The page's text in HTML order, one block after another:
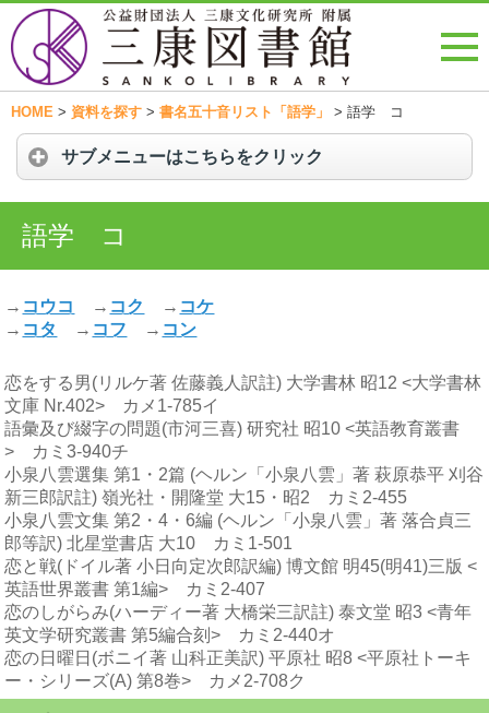
HOME > 資料を探す > 書名五十音リスト「語学」 > 語学 コ
サブメニューはこちらをクリック
語学 コ
→ コウコ → コク → コケ
→ コタ → コフ → コン
恋をする男(リルケ著 佐藤義人訳註) 大学書林 昭12 <大学書林
文庫 Nr.402> カメ1-785イ
語彙及び綴字の問題(市河三喜) 研究社 昭10 <英語教育叢書
> カミ3-940チ
小泉八雲選集 第1・2篇 (ヘルン「小泉八雲」著 萩原恭平 刈谷
新三郎訳註) 嶺光社・開隆堂 大15・昭2 カミ2-455
小泉八雲文集 第2・4・6編 (ヘルン「小泉八雲」著 落合貞三
郎等訳) 北星堂書店 大10 カミ1-501
恋と戦(ドイル著 小日向定次郎訳編) 博文館 明45(明41)三版 <
英語世界叢書 第1編> カミ2-407
恋のしがらみ(ハーディー著 大橋栄三訳註) 泰文堂 昭3 <青年
英文学研究叢書 第5編合刻> カミ2-440オ
恋の日曜日(ボニイ著 山科正美訳) 平原社 昭8 <平原社トーキ
ー・シリーズ(A) 第8巻> カメ2-708ク